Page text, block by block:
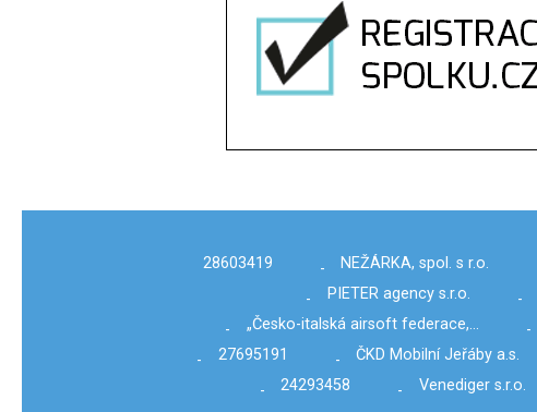
28603419 - NEŽÁRKA, spol. s r.o.
-
PIETER agency s.r.o. -
-
„Česko-italská airsoft federace,… -
-
27695191 - ČKD Mobilní Jeřáby a.s.
-
24293458 - Venediger s.r.o.